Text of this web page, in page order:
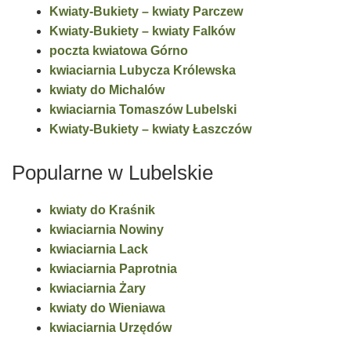
Kwiaty-Bukiety – kwiaty Parczew
Kwiaty-Bukiety – kwiaty Falków
poczta kwiatowa Górno
kwiaciarnia Lubycza Królewska
kwiaty do Michalów
kwiaciarnia Tomaszów Lubelski
Kwiaty-Bukiety – kwiaty Łaszczów
Popularne w Lubelskie
kwiaty do Kraśnik
kwiaciarnia Nowiny
kwiaciarnia Lack
kwiaciarnia Paprotnia
kwiaciarnia Żary
kwiaty do Wieniawa
kwiaciarnia Urzędów